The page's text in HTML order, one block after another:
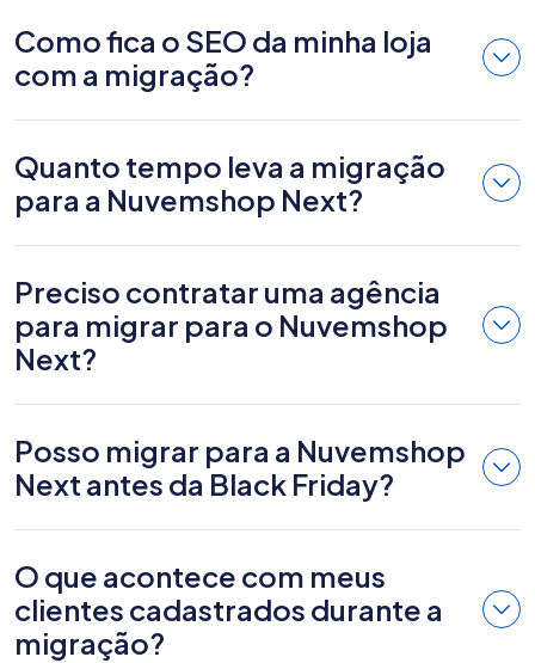
Como fica o SEO da minha loja
com a migração?
Quanto tempo leva a migração
para a Nuvemshop Next?
Preciso contratar uma agência
para migrar para o Nuvemshop
Next?
Posso migrar para a Nuvemshop
Next antes da Black Friday?
O que acontece com meus
clientes cadastrados durante a
migração?